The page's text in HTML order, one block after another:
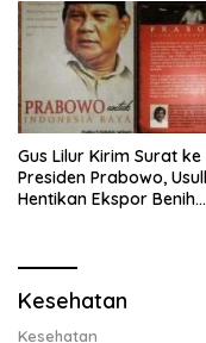
Gus Lilur Kirim Surat ke
Presiden Prabowo,
Hentikan Ekspor Benih
Kesehatan
Kesehatan